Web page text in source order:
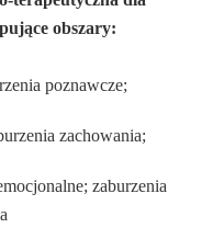
obszary:
poznawcze;
zachowania;
zaburzenia